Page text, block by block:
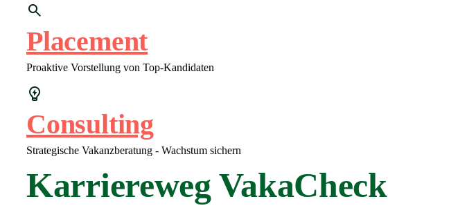
Placement
Proaktive Vorstellung von Top-Kandidaten
Consulting
Strategische Vakanzberatung - Wachstum sichern
Karriereweg VakaCheck